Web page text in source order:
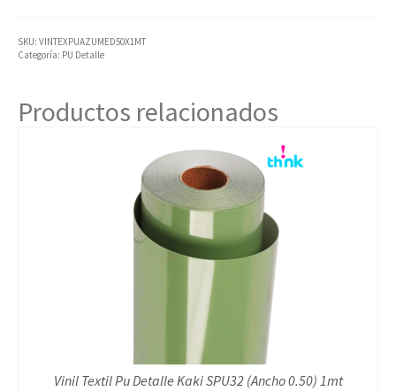
SKU: VINTEXPUAZUMED50X1MT
Categoría: PU Detalle
Productos relacionados
Vinil Textil Pu Detalle Kaki SPU32 (Ancho 0.50) 1mt